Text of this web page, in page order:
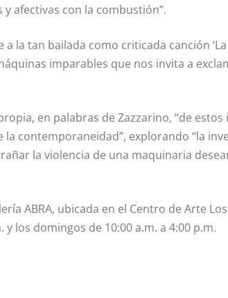
afectivas con la combustión”.
la tan bailada como criticada canción
imparables que nos invita a
en palabras de Zazzarino, “de
contemporaneidad”, explorando “la
la violencia de una maquinaria
ABRA, ubicada en el Centro de Arte
los domingos de 10:00 a.m. a 4:00 p.m.